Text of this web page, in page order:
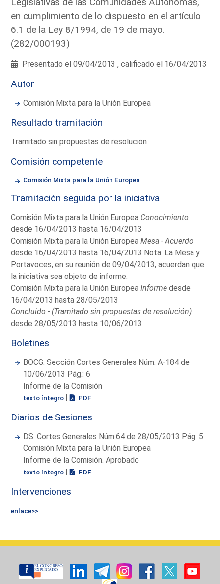
en cumplimiento de lo dispuesto en el artículo
6.1 de la Ley 8/1994, de 19 de mayo.
(282/000193)
Presentado el 09/04/2013 , calificado el 16/04/2013
Autor
Comisión Mixta para la Unión Europea
Resultado tramitación
Tramitado sin propuestas de resolución
Comisión competente
Comisión Mixta para la Unión Europea
Tramitación seguida por la iniciativa
Comisión Mixta para la Unión Europea Conocimiento
desde 16/04/2013 hasta 16/04/2013
Comisión Mixta para la Unión EuropeaMesa - Acuerdo
desde 16/04/2013 hasta 16/04/2013 Nota: La Mesa y
Portavoces, en su reunión de 09/04/2013, acuerdan que
la iniciativa sea objeto de informe.
Comisión Mixta para la Unión EuropeaInforme desde
16/04/2013 hasta 28/05/2013
Concluido - (Tramitado sin propuestas de resolución)
desde 28/05/2013 hasta 10/06/2013
Boletines
BOCG. Sección Cortes Generales Núm. A-184 de
10/06/2013 Pág.: 6
Informe de la Comisión
texto íntegro | PDF
Diarios de Sesiones
DS. Cortes Generales Núm.64 de 28/05/2013 Pág: 5
Comisión Mixta para la Unión Europea
Informe de la Comisión. Aprobado
texto íntegro | PDF
Intervenciones
enlace>>